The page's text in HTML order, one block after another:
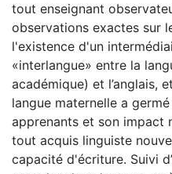
tout enseignant
observations exactes sur
l'existence d'un
«interlangue» entre la
académique) et l’anglais,
langue maternelle a
apprenants et son impact
tout acquis linguiste
capacité d'écriture. Suivi